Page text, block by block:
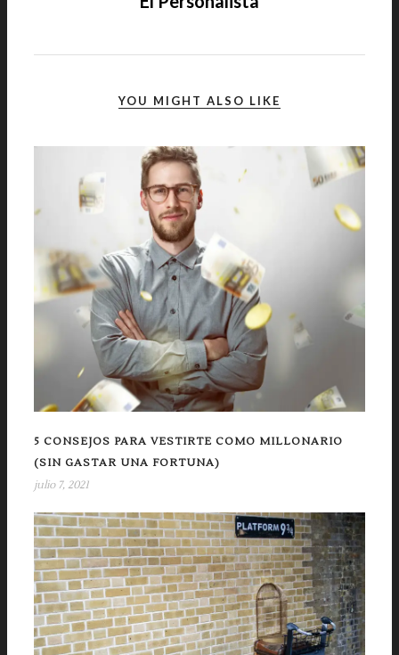
YOU MIGHT ALSO LIKE
5 CONSEJOS PARA VESTIRTE COMO MILLONARIO
(SIN GASTAR UNA FORTUNA)
julio 7, 2021